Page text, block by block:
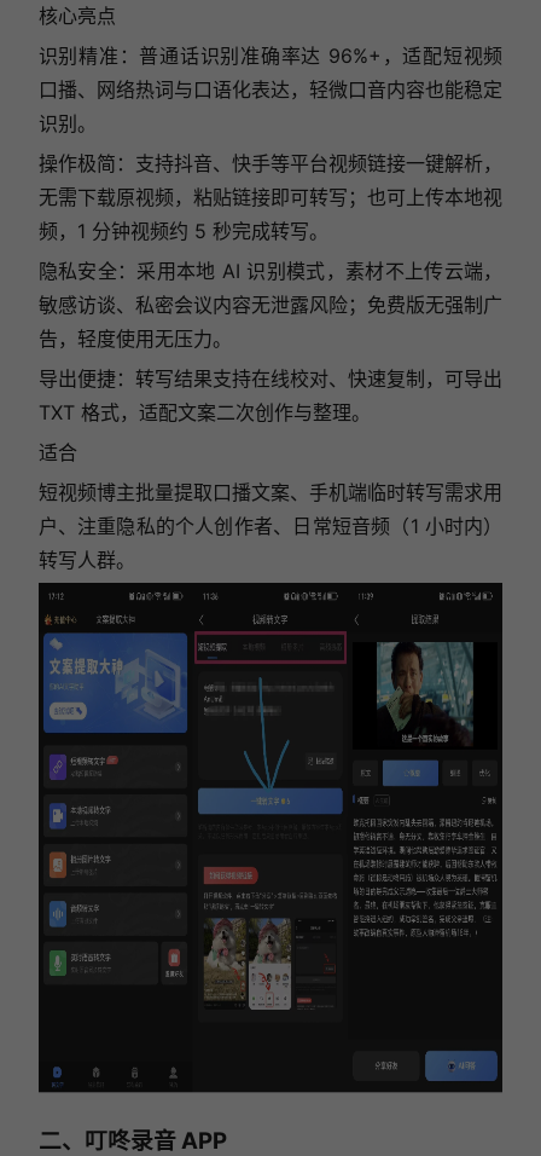
核心亮点
识别精准：普通话识别准确率达 96%+，适配短视频
口播、网络热词与口语化表达，轻微口音内容也能稳定
识别。
操作极简：支持抖音、快手等平台视频链接一键解析，
无需下载原视频，粘贴链接即可转写；也可上传本地视
频，1 分钟视频约 5 秒完成转写。
隐私安全：采用本地 AI 识别模式，素材不上传云端，
敏感访谈、私密会议内容无泄露风险；免费版无强制广
告，轻度使用无压力。
导出便捷：转写结果支持在线校对、快速复制，可导出
TXT 格式，适配文案二次创作与整理。
适合
短视频博主批量提取口播文案、手机端临时转写需求用
户、注重隐私的个人创作者、日常短音频（1 小时内）
转写人群。
二、叮咚录音 APP